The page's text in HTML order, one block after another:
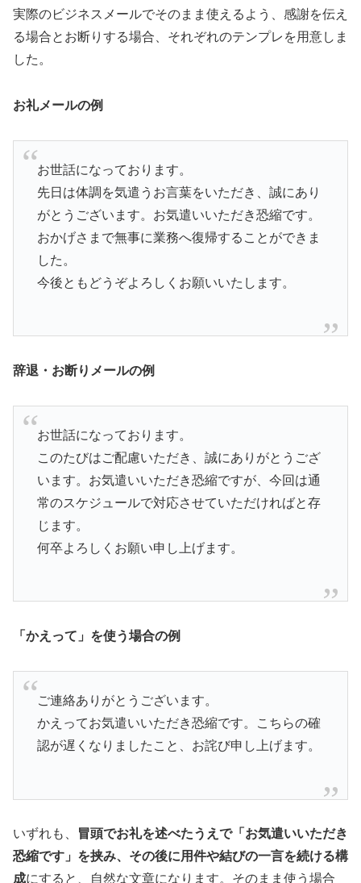
実際のビジネスメールでそのまま使えるよう、感謝を伝え
る場合とお断りする場合、それぞれのテンプレを用意しま
した。
お礼メールの例
お世話になっております。
先日は体調を気遣うお言葉をいただき、誠にあり
がとうございます。お気遣いいただき恐縮です。
おかげさまで無事に業務へ復帰することができま
した。
今後ともどうぞよろしくお願いいたします。
辞退・お断りメールの例
お世話になっております。
このたびはご配慮いただき、誠にありがとうござ
います。お気遣いいただき恐縮ですが、今回は通
常のスケジュールで対応させていただければと存
じます。
何卒よろしくお願い申し上げます。
「かえって」を使う場合の例
ご連絡ありがとうございます。
かえってお気遣いいただき恐縮です。こちらの確
認が遅くなりましたこと、お詫び申し上げます。
いずれも、
冒頭でお礼を述べたうえで「お気遣いいただき
恐縮です」を挟み、その後に用件や結びの一言を続ける構
成にすると、自然な文章になります。そのまま使う場合